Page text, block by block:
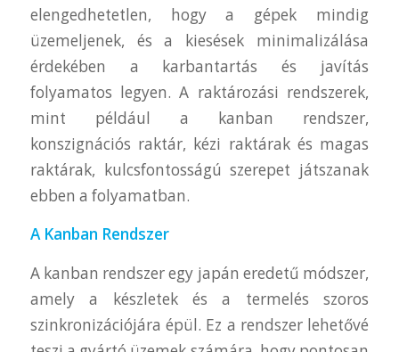
elengedhetetlen, hogy a gépek mindig
üzemeljenek, és a kiesések minimalizálása
érdekében a karbantartás és javítás
folyamatos legyen. A raktározási rendszerek,
mint például a kanban rendszer,
konszignációs raktár, kézi raktárak és magas
raktárak, kulcsfontosságú szerepet játszanak
ebben a folyamatban.
A Kanban Rendszer
A kanban rendszer egy japán eredetű módszer,
amely a készletek és a termelés szoros
szinkronizációjára épül. Ez a rendszer lehetővé